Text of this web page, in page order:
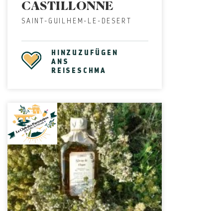
CASTILLONNE
SAINT-GUILHEM-LE-DESERT
HINZUZUFÜGEN
ANS
REISESCHMA